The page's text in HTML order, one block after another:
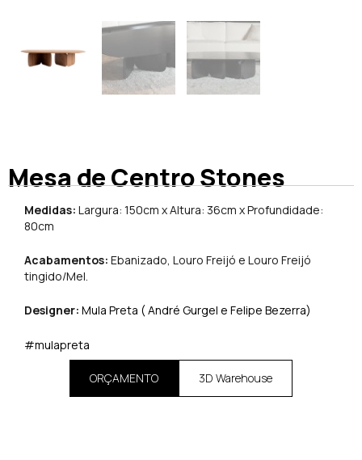
Mesa de Centro Stones
Medidas: Largura: 150cm x Altura: 36cm x Profundidade:
80cm
Acabamentos: Ebanizado, Louro Freijó e Louro Freijó
tingido/Mel.
Designer: Mula Preta ( André Gurgel e Felipe Bezerra)
#mulapreta
ORÇAMENTO 3D Warehouse